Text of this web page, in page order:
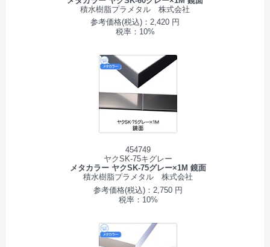
積水樹脂プラメタル 株式会社
参考価格(税込)：2,420 円
税率：10%
454749
ヤクSK-75キグレー
メタカラー ヤクSK-75グレー×1M 鏡面
積水樹脂プラメタル 株式会社
参考価格(税込)：2,750 円
税率：10%